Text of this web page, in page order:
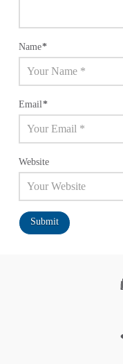
Name*
Email*
Website